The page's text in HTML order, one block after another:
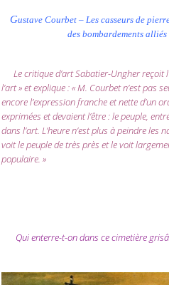
Gustave Courbet – Les casseurs de
des bombardements
Le critique d’art Sabatier-Ungher
l’art » et explique : « M. Courbet n’est pas
encore l’expression franche et nette d’un
exprimées et devaient l’être : le peuple,
dans l’art. L’heure n’est plus à peindre
voit le peuple de très près et le voit
populaire. »
Qui enterre-t-on dans ce cimetière